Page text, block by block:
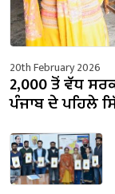
20th February 2026
2,000 ਤੋਂ ਵੱਧ
ਪੰਜਾਬ ਦੇ ਪਹਿਲੇ